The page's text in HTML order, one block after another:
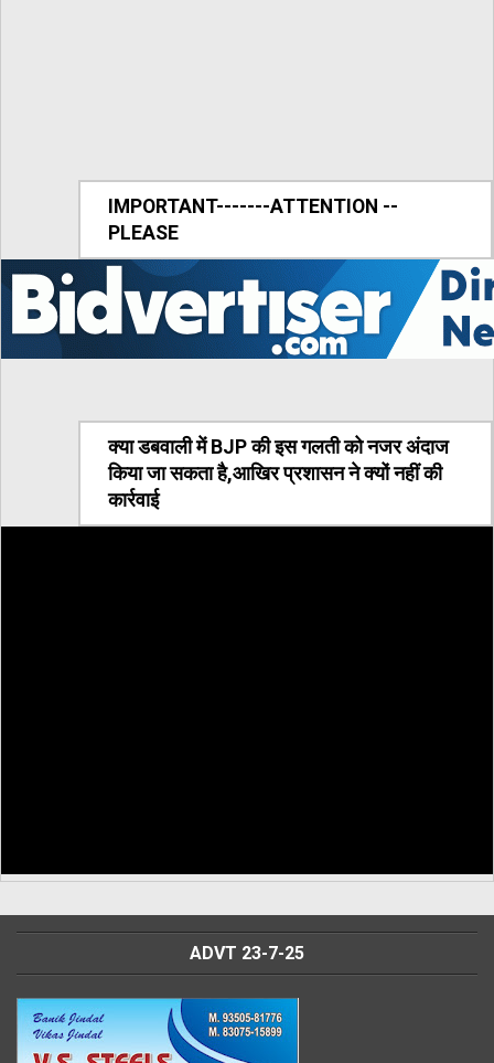
IMPORTANT-------ATTENTION --
PLEASE
क्या डबवाली में BJP की इस गलती को नजर अंदाज
किया जा सकता है,आखिर प्रशासन ने क्यों नहीं की
कार्रवाई
ADVT 23-7-25